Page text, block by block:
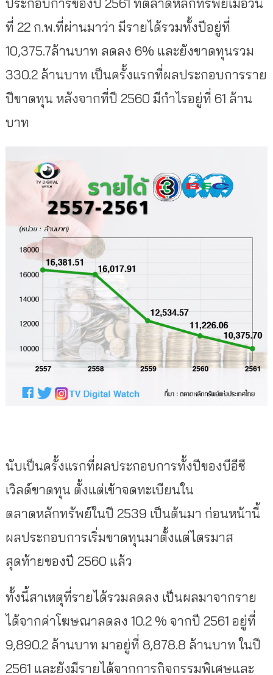
ประกอบการของปี 2561 ที่ตลาดหลักทรัพย์เมื่อวัน
ที่ 22 ก.พ.ที่ผ่านมาว่า มีรายได้รวมทั้งปีอยู่ที่
10,375.7ล้านบาท ลดลง 6% และยังขาดทุนรวม
330.2 ล้านบาท เป็นครั้งแรกที่ผลประกอบการราย
ปีขาดทุน หลังจากที่ปี 2560 มีกำไรอยู่ที่ 61 ล้าน
บาท
นับเป็นครั้งแรกที่ผลประกอบการทั้งปีของบีอีซี
เวิลด์ขาดทุน ตั้งแต่เข้าจดทะเบียนใน
ตลาดหลักทรัพย์ในปี 2539 เป็นต้นมา ก่อนหน้านี้
ผลประกอบการเริ่มขาดทุนมาตั้งแต่ไตรมาส
สุดท้ายของปี 2560 แล้ว
ทั้งนี้สาเหตุที่รายได้รวมลดลง เป็นผลมาจากราย
ได้จากค่าโฆษณาลดลง 10.2 % จากปี 2561 อยู่ที่
9,890.2 ล้านบาท มาอยู่ที่ 8,878.8 ล้านบาท ในปี
2561 และยังมีรายได้จากการกิจกรรมพิเศษและ